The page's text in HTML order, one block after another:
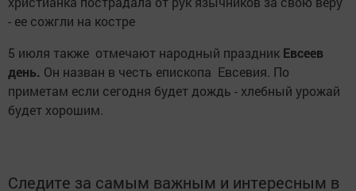
- ее сожгли на костре
5 июля также отмечают народный праздник Евсеев
день. Он назван в честь епископа Евсевия. По
приметам если сегодня будет дождь - хлебный урожай
будет хорошим.
Следите за самым важным и интересным в